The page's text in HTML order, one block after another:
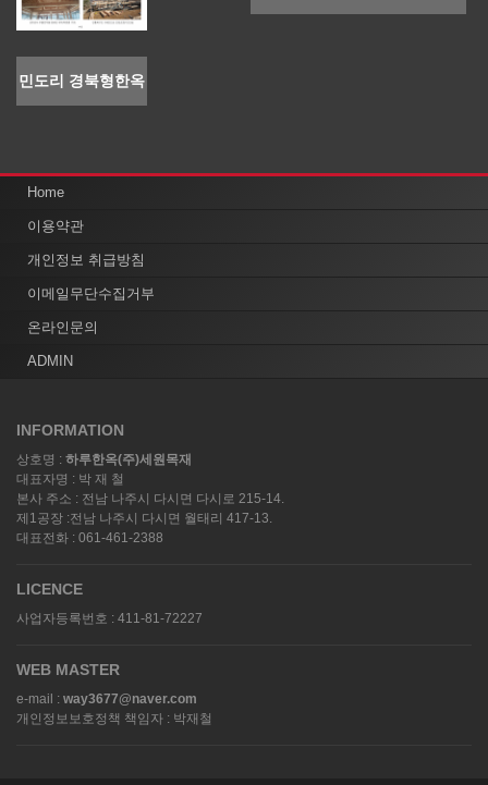
합리적인 한옥
간결 목구조설계로 한옥의 대 변신
을 통하여 가장 합리적인 가격까지
민도리 경북형한옥
Home
이용약관
개인정보 취급방침
이메일무단수집거부
온라인문의
ADMIN
INFORMATION
상호명 : 하루한옥(주)세원목재
대표자명 : 박 재 철
본사 주소 : 전남 나주시 다시면 다시로 215-14.
제1공장 :전남 나주시 다시면 월태리 417-13.
대표전화 : 061-461-2388
LICENCE
사업자등록번호 : 411-81-72227
WEB MASTER
e-mail : way3677@naver.com
개인정보보호정책 책임자 : 박재철